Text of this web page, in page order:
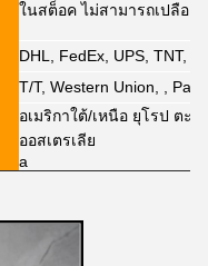
ในสต็อค ไม่สามารถเปลือย
DHL, FedEx, UPS, TNT,
T/T, Western Union, ,
อเมริกาใต้/เหนือ ยุโรป ตะ
ออสเตรเลีย
a